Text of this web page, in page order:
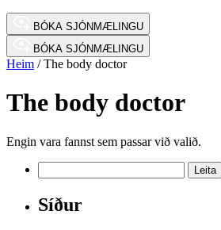
BÓKA SJÓNMÆLINGU
BÓKA SJÓNMÆLINGU
Heim / The body doctor
The body doctor
Engin vara fannst sem passar við valið.
að:
Síður